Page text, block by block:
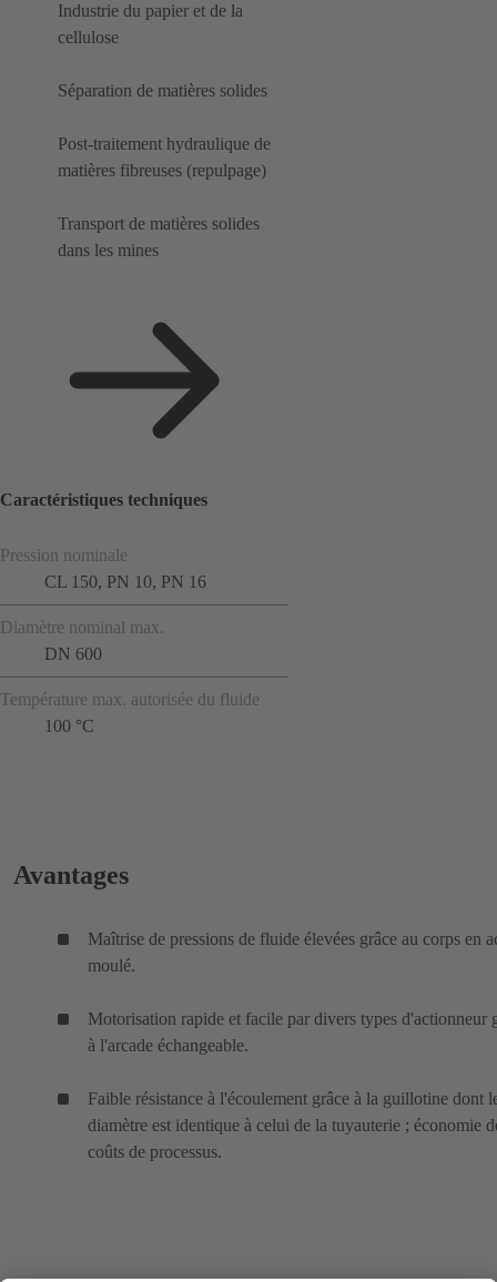
Industrie du papier et de la
cellulose
Séparation de matières solides
Post-traitement hydraulique de
matières fibreuses (repulpage)
Transport de matières solides
dans les mines
Caractéristiques techniques
Pression nominale
CL 150, PN 10, PN 16
Diamètre nominal max.
DN 600
Température max. autorisée du fluide
100 °C
Avantages
Maîtrise de pressions de fluide élevées grâce au corps en
moulé.
Motorisation rapide et facile par divers types d'actionneur
à l'arcade échangeable.
Faible résistance à l'écoulement grâce à la guillotine dont
diamètre est identique à celui de la tuyauterie ; économie
coûts de processus.